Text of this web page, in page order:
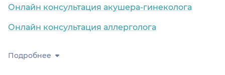
Онлайн консультация акушера-гинеколога
Онлайн консультация аллерголога
Подробнее